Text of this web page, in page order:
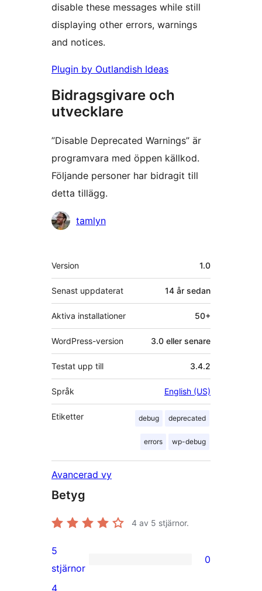
disable these messages while still
displaying other errors, warnings
and notices.
Plugin by Outlandish Ideas
Bidragsgivare och
utvecklare
”Disable Deprecated Warnings” är
programvara med öppen källkod.
Följande personer har bidragit till
detta tillägg.
Bidragande
tamlyn
Meta
Version 1.0
Senast uppdaterat 14 år sedan
Aktiva installationer 50+
WordPress-version 3.0 eller senare
Testat upp till 3.4.2
Språk English (US)
Etiketter debug deprecated
errors wp-debug
Avancerad vy
Betyg
4 av 5 stjärnor.
0
5-
5
stjärnor
0
4